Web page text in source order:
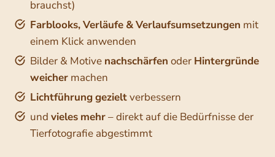
brauchst)
Farblooks,Verläufe &Verlaufsumsetzungen mit
einem Klick anwenden
Bilder & Motive nachschärfen oder Hintergründe
weicher machen
Lichtführunggezieltverbessern
und vieles mehr– direkt auf die Bedürfnisse der
Tierfotografie abgestimmt